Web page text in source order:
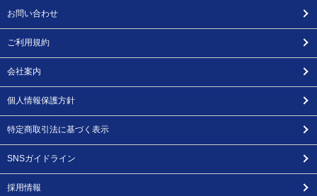
お問い合わせ
ご利用規約
会社案内
個人情報保護方針
特定商取引法に基づく表示
SNSガイドライン
採用情報